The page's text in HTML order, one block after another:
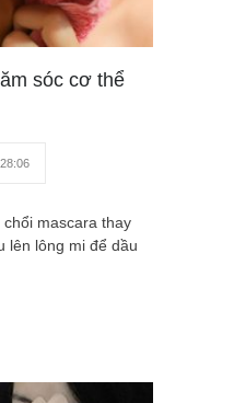
sóc cơ thể
mascara thay
lên lông mi để dầu